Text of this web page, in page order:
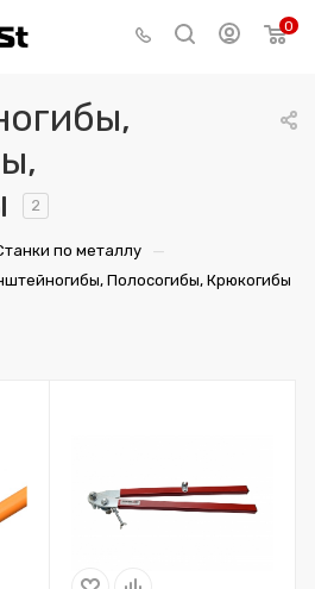
0
2
по металлу —
Полосогибы, Крюкогибы